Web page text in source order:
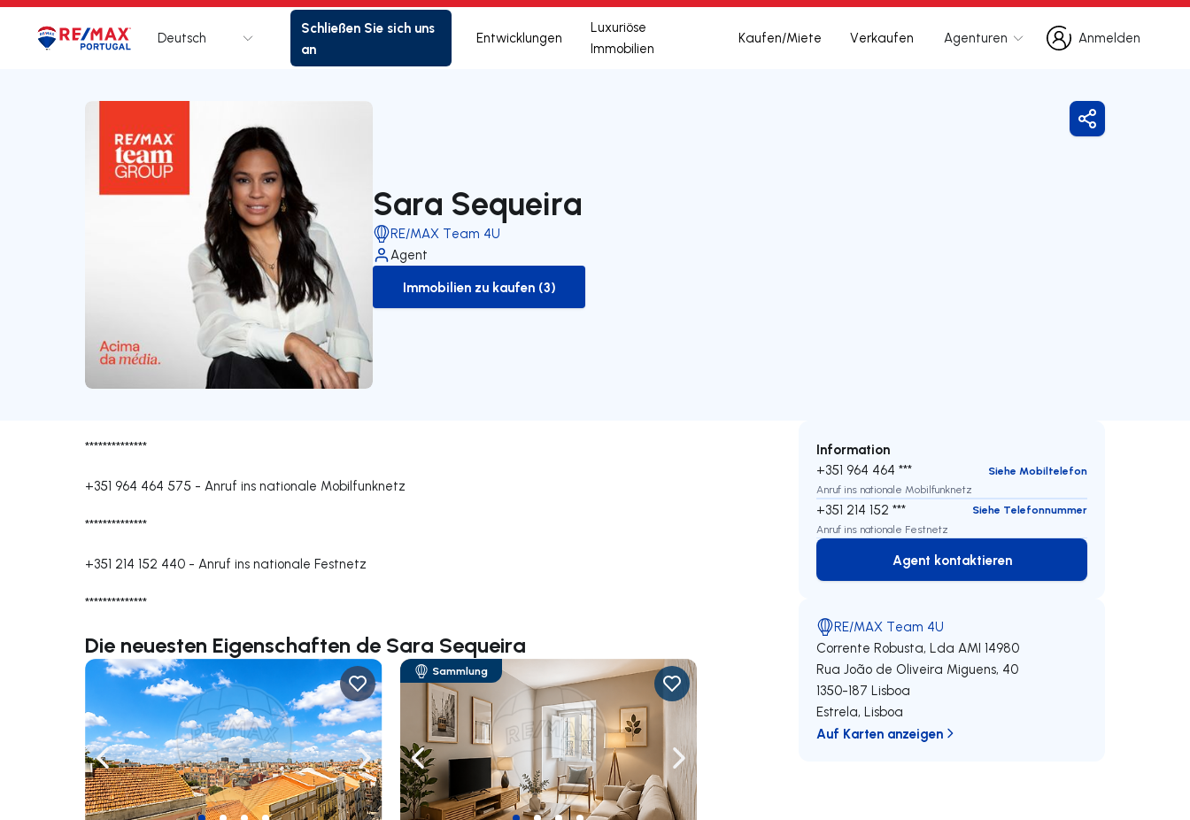
Logo Zur Startseite
Deutsch
Schließen Sie sich uns
an
Entwicklungen
Luxuriöse
Immobilien
Kaufen/Miete Verkaufen Agenturen
Anmelden
Anmelden
Sara Sequeira
RE/MAX Team 4U
Agent
to-buy-listing
Immobilien zu kaufen (3)
Freigeben
**************
+351 964 464 575 - Anruf ins nationale Mobilfunknetz
**************
+351 214 152 440 - Anruf ins nationale Festnetz
**************
Die neuesten Eigenschaften de Sara Sequeira
Nach links navigieren Nach rechts navigieren
Nach links navigieren Nach rechts navigieren
Sammlung
Information
+351 964 464 ***
Siehe Mobiltelefon
Anruf ins nationale Mobilfunknetz
+351 214 152 ***
Siehe Telefonnummer
Anruf ins nationale Festnetz
Agent kontaktieren
Agent kontaktieren
RE/MAX Team 4U
Corrente Robusta, Lda AMI 14980
Rua João de Oliveira Miguens, 40
1350-187 Lisboa
Estrela,Lisboa
Auf Karten anzeigen